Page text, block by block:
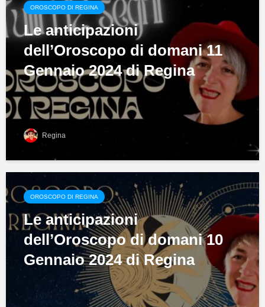
OROSCOPO DI REGINA
Le anticipazioni
dell’Oroscopo di domani 11
Gennaio 2024 di Regina
Regina
OROSCOPO DI REGINA
Le anticipazioni
dell’Oroscopo di domani 10
Gennaio 2024 di Regina